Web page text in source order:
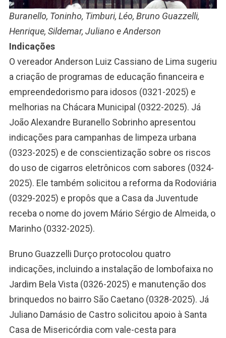
Buranello, Toninho, Timburi, Léo, Bruno Guazzelli,
Henrique, Sildemar, Juliano e Anderson
Indicações
O vereador Anderson Luiz Cassiano de Lima sugeriu
a criação de programas de educação financeira e
empreendedorismo para idosos (0321-2025) e
melhorias na Chácara Municipal (0322-2025). Já
João Alexandre Buranello Sobrinho apresentou
indicações para campanhas de limpeza urbana
(0323-2025) e de conscientização sobre os riscos
do uso de cigarros eletrônicos com sabores (0324-
2025). Ele também solicitou a reforma da Rodoviária
(0329-2025) e propôs que a Casa da Juventude
receba o nome do jovem Mário Sérgio de Almeida, o
Marinho (0332-2025).
Bruno Guazzelli Durço protocolou quatro
indicações, incluindo a instalação de lombofaixa no
Jardim Bela Vista (0326-2025) e manutenção dos
brinquedos no bairro São Caetano (0328-2025). Já
Juliano Damásio de Castro solicitou apoio à Santa
Casa de Misericórdia com vale-cesta para